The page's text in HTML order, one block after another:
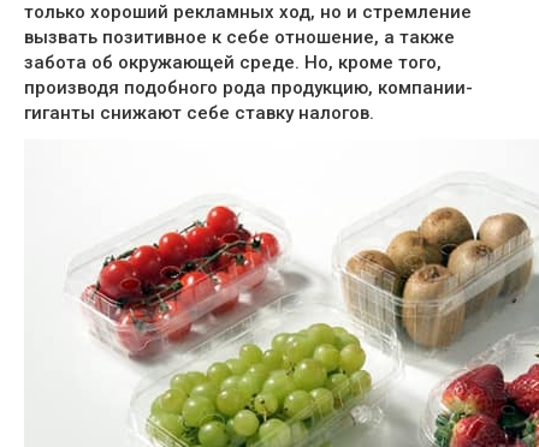
только хороший рекламных ход, но и стремление
вызвать позитивное к себе отношение, а также
забота об окружающей среде. Но, кроме того,
производя подобного рода продукцию, компании-
гиганты снижают себе ставку налогов.